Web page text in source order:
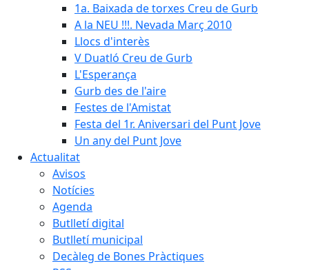
1a. Baixada de torxes Creu de Gurb
A la NEU !!!. Nevada Març 2010
Llocs d'interès
V Duatló Creu de Gurb
L'Esperança
Gurb des de l'aire
Festes de l'Amistat
Festa del 1r. Aniversari del Punt Jove
Un any del Punt Jove
Actualitat
Avisos
Notícies
Agenda
Butlletí digital
Butlletí municipal
Decàleg de Bones Pràctiques